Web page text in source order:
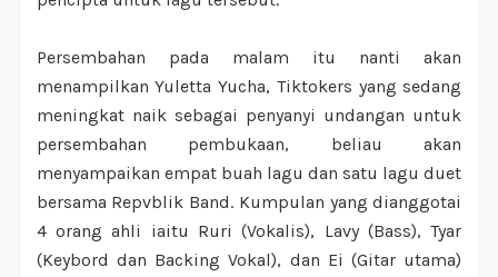
Persembahan pada malam itu nanti akan
menampilkan Yuletta Yucha, Tiktokers yang sedang
meningkat naik sebagai penyanyi undangan untuk
persembahan pembukaan, beliau akan
menyampaikan empat buah lagu dan satu lagu duet
bersama Repvblik Band. Kumpulan yang dianggotai
4 orang ahli iaitu Ruri (Vokalis), Lavy (Bass), Tyar
(Keybord dan Backing Vokal), dan Ei (Gitar utama)